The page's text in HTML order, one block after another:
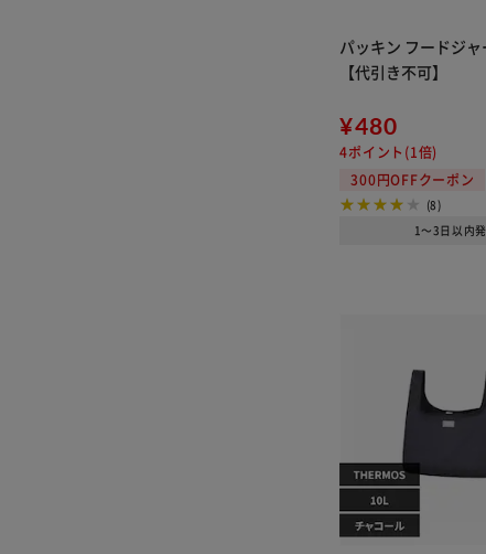
パッキン フードジ
【代引き不可】
¥480
4ポイント(1倍)
300円OFFクーポン
(8)
1～3日以内